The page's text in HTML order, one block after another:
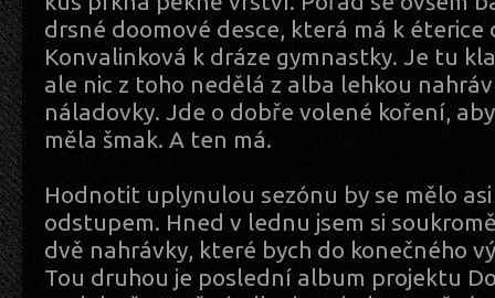
drsné doomové desce, která má k éterice
Konvalinková k dráze gymnastky. Je tu
ale nic z toho nedělá z alba lehkou
náladovky. Jde o dobře volené koření,
měla šmak. A ten má.
Hodnotit uplynulou sezónu by se mělo asi
odstupem. Hned v lednu jsem si
dvě nahrávky, které bych do konečného
Tou druhou je poslední album projektu